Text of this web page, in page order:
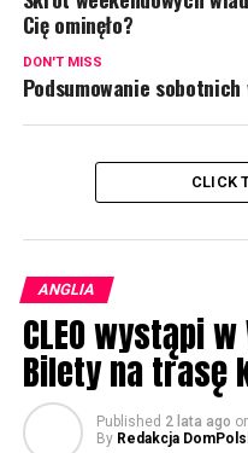
Cię ominęło?
DON'T MISS
Podsumowanie
CLICK
ANGLIA
CLEO wystąpi
Bilety na trasę
Published 2 lata ago
By Redakcja